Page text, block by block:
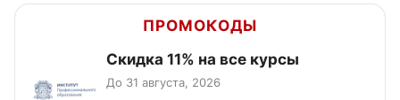
ПРОМОКОДЫ
Скидка 11% на все курсы
До 31 августа, 2026